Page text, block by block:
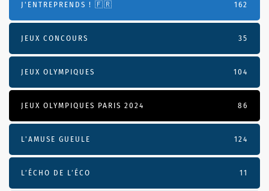
J'ENTREPRENDS ! 🇫🇷 162
JEUX CONCOURS 35
JEUX OLYMPIQUES 104
JEUX OLYMPIQUES PARIS 2024 86
L'AMUSE GUEULE 124
L’ÉCHO DE L’ÉCO 11